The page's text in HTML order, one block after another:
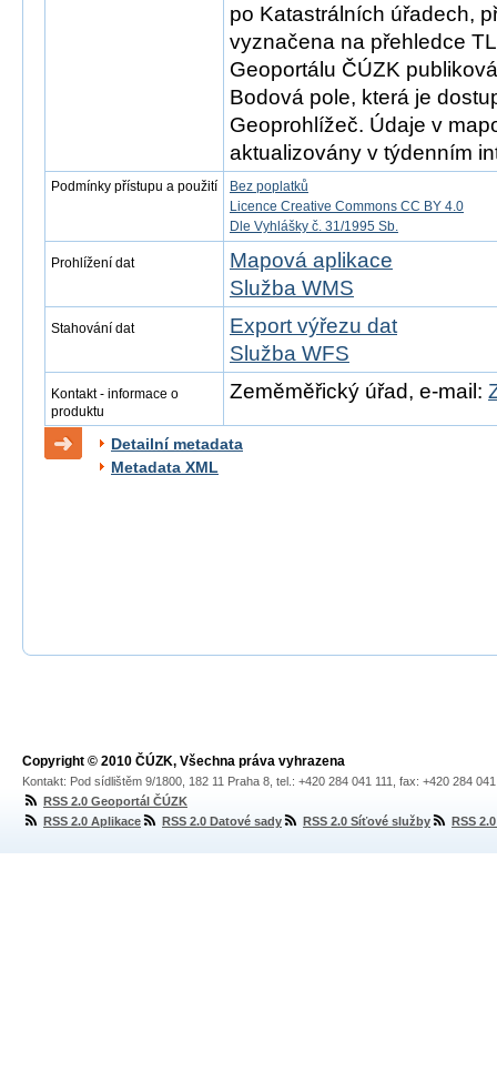
po Katastrálních úřadech,
vyznačena na přehledce
Geoportálu ČÚZK
Bodová pole, která je
Geoprohlížeč. Údaje v
aktualizovány v týdenním
Podmínky přístupu a použití
Bez poplatků
Licence Creative Commons CC BY 4.0
Dle Vyhlášky č. 31/1995 Sb.
Prohlížení dat
Mapová aplikace
Služba WMS
Stahování dat
Export výřezu dat
Služba WFS
Kontakt - informace o
produktu
Zeměměřický úřad, e-mail:
Detailní metadata
Metadata XML
Copyright © 2010 ČÚZK, Všechna práva vyhrazena
Kontakt: Pod sídlištěm 9/1800, 182 11 Praha 8, tel.: +420 284 041 111, fax: +420 284
RSS 2.0 Geoportál ČÚZK
RSS 2.0 Aplikace
RSS 2.0 Datové sady RSS 2.0 Síťové služby RSS